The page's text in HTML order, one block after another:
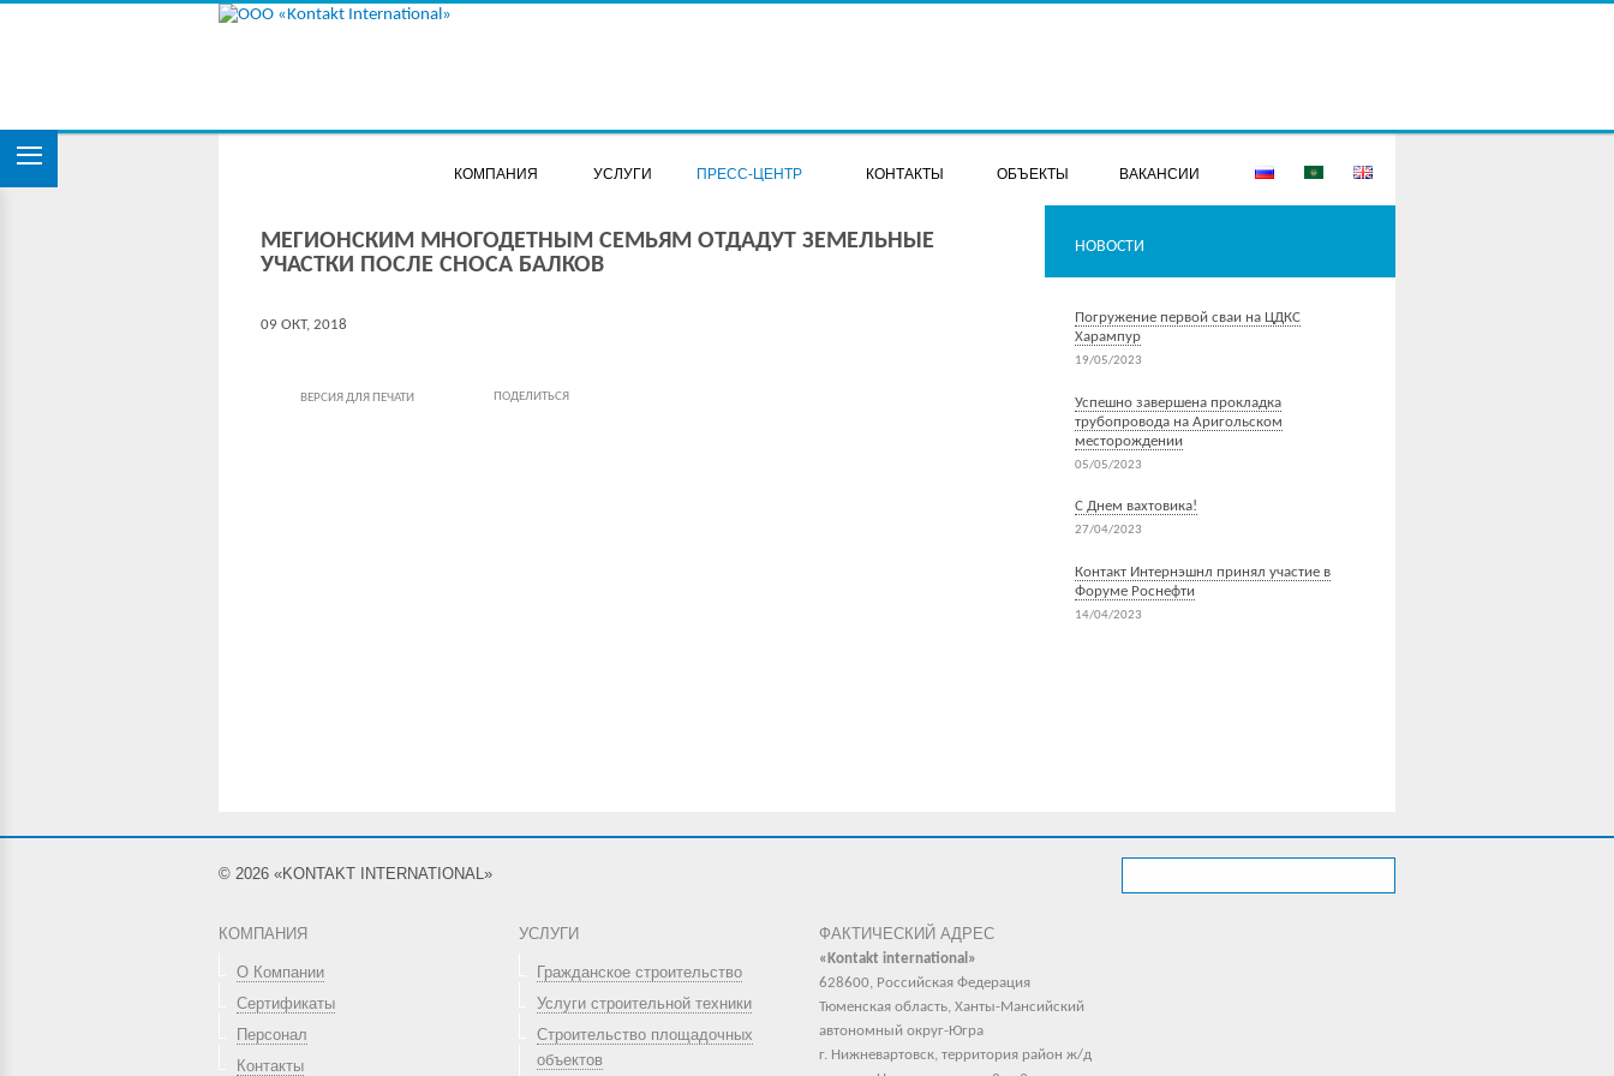
КОМПАНИЯ УСЛУГИ ПРЕСС-ЦЕНТР КОНТАКТЫ ОБЪЕКТЫ ВАКАНСИИ
МЕГИОНСКИМ МНОГОДЕТНЫМ СЕМЬЯМ ОТДАДУТ ЗЕМЕЛЬНЫЕ
УЧАСТКИ ПОСЛЕ СНОСА БАЛКОВ
09 ОКТ, 2018
ВЕРСИЯ ДЛЯ ПЕЧАТИ ПОДЕЛИТЬСЯ
НОВОСТИ
Погружение первой сваи на ЦДКС
Харампур
19/05/2023
Успешно завершена прокладка
трубопровода на Аригольском
месторождении
05/05/2023
С Днем вахтовика!
27/04/2023
Контакт Интернэшнл принял участие в
Форуме Роснефти
14/04/2023
© 2026 «KONTAKT INTERNATIONAL»
КОМПАНИЯ
О Компании
Сертификаты
Персонал
Контакты
УСЛУГИ
Гражданское строительство
Услуги строительной техники
Строительство площадочных
объектов
ФАКТИЧЕСКИЙ АДРЕС
«Kontakt international»
628600, Российская Федерация
Тюменская область, Ханты-Мансийский
автономный округ-Югра
г. Нижневартовск, территория район ж/д